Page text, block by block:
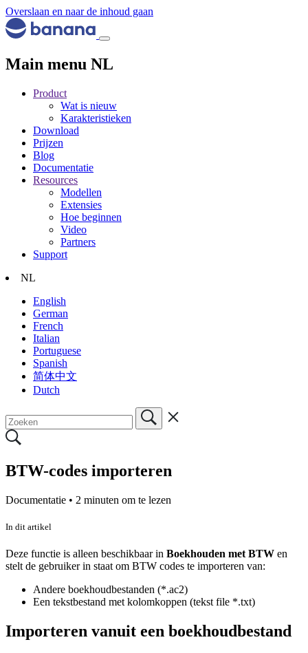
Overslaan en naar de inhoud gaan
Main menu NL
Product
Wat is nieuw
Karakteristieken
Download
Prijzen
Blog
Documentatie
Resources
Modellen
Extensies
Hoe beginnen
Video
Partners
Support
NL
English
German
French
Italian
Portuguese
Spanish
简体中文
Dutch
BTW-codes importeren
Documentatie • 2 minuten om te lezen
In dit artikel
Deze functie is alleen beschikbaar in Boekhouden met BTW en
stelt de gebruiker in staat om BTW codes te importeren van:
Andere boekhoudbestanden (*.ac2)
Een tekstbestand met kolomkoppen (tekst file *.txt)
Importeren vanuit een boekhoudbestand